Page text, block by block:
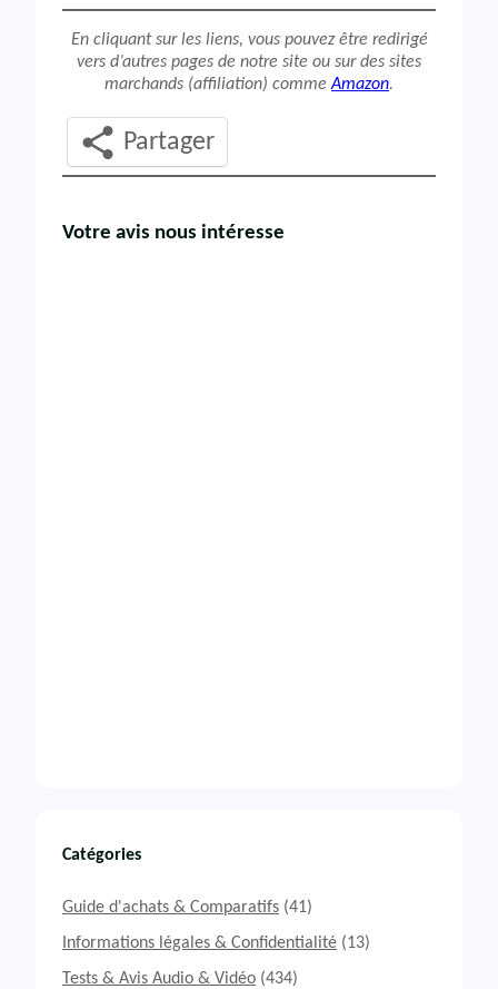
En cliquant sur les liens, vous pouvez être redirigé
vers d’autres pages de notre site ou sur des sites
marchands (affiliation) commeAmazon.
Partager
Votre avis nous intéresse
Catégories
Guide d'achats & Comparatifs (41)
Informations légales & Confidentialité (13)
Tests & Avis Audio & Vidéo (434)